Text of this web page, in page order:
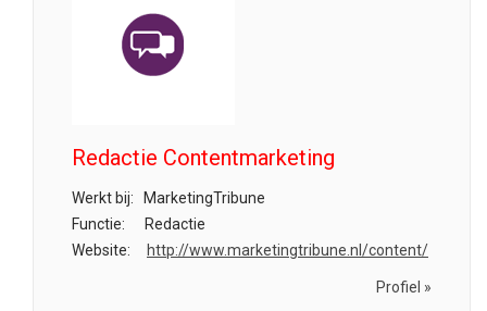
Redactie Contentmarketing
Werkt bij:
MarketingTribune
Functie:
Redactie
Website:
http://www.marketingtribune.nl/content/
Profiel »